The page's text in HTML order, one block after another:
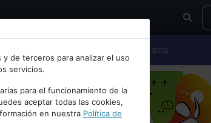
Cursos
de terceros para analizar el uso
servicios.
para el funcionamiento de la
aceptar todas las cookies,
en nuestra Política de